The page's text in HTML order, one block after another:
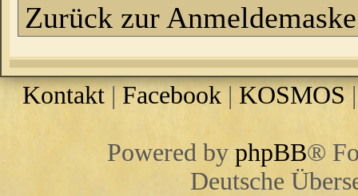
Zurück zur Anmeldemaske
Kontakt|Facebook|KOSMOS
Powered by phpBB®
Deutsche